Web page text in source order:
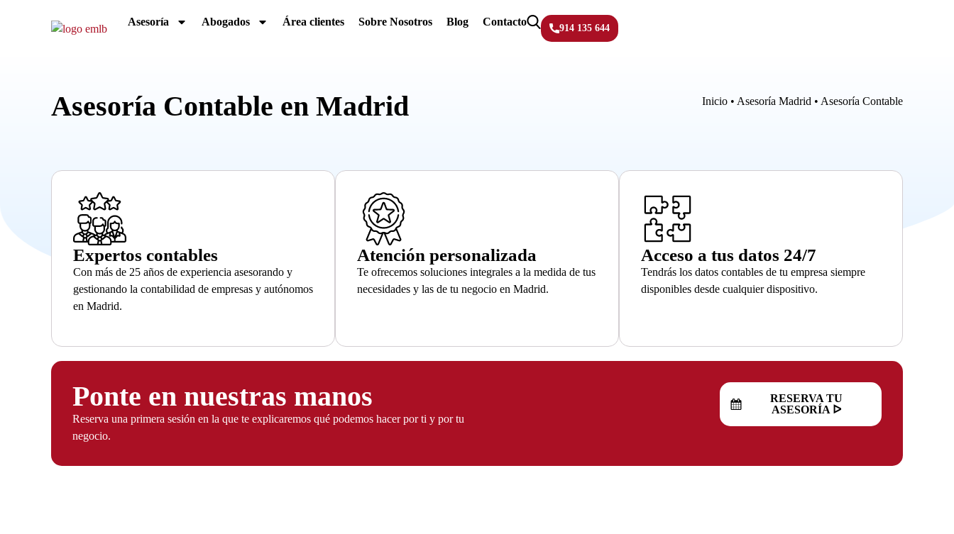
Asesoría Abogados Área clientes Sobre Nosotros Blog Contacto
914 135 644
Asesoría Contable en Madrid Inicio • Asesoría Madrid • Asesoría Contable
Expertos contables
Con más de 25 años de experiencia asesorando y
gestionando la contabilidad de empresas y autónomos
en Madrid.
Atención personalizada
Te ofrecemos soluciones integrales a la medida de tus
necesidades y las de tu negocio en Madrid.
Acceso a tus datos 24/7
Tendrás los datos contables de tu empresa siempre
disponibles desde cualquier dispositivo.
Ponte en nuestras manos
Reserva una primera sesión en la que te explicaremos qué podemos hacer por ti y por tu
negocio.
RESERVA TU
ASESORÍA ᐅ